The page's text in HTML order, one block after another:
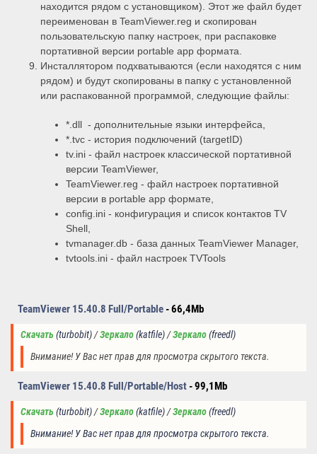
находится рядом с установщиком). Этот же файл будет
переименован в TeamViewer.reg и скопирован
пользовательскую папку настроек, при распаковке
портативной версии portable app формата.
Инсталлятором подхватываются (если находятся с ним
рядом) и будут скопированы в папку с установленной
или распакованной программой, следующие файлы:
*.dll - дополнительные языки интерфейса,
*.tvc - история подключений (targetID)
tv.ini - файл настроек классической портативной
версии TeamViewer,
TeamViewer.reg - файл настроек портативной
версии в portable app формате,
config.ini - конфигурация и список контактов TV
Shell,
tvmanager.db - база данных TeamViewer Manager,
tvtools.ini - файл настроек TVTools
TeamViewer 15.40.8 Full/Portable - 66,4Mb
Скачать (turbobit) /Зеркало(katfile) /Зеркало(freedl)
Внимание! У Вас нет прав для просмотра скрытого текста.
TeamViewer 15.40.8 Full/Portable/Host - 99,1Mb
Скачать (turbobit)/Зеркало(katfile) /Зеркало(freedl)
Внимание! У Вас нет прав для просмотра скрытого текста.